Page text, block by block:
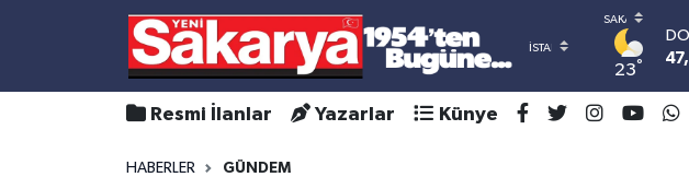
23°
Resmi İlanlar Yazarlar Künye
HABERLER GÜNDEM